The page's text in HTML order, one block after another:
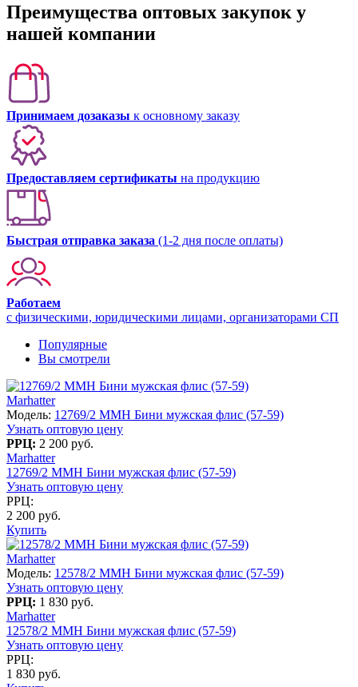
Преимущества оптовых закупок у
нашей компании
Принимаем дозаказы к основному заказу
Предоставляем сертификаты на продукцию
Быстрая отправка заказа (1-2 дня после оплаты)
Работаем
с физическими, юридическими лицами, организаторами СП
Популярные
Вы смотрели
Marhatter
Модель: 12769/2 MMH Бини мужская флис (57-59)
Узнать оптовую цену
РРЦ: 2 200 руб.
Marhatter
12769/2 MMH Бини мужская флис (57-59)
Узнать оптовую цену
РРЦ:
2 200 руб.
Купить
Marhatter
Модель: 12578/2 MMH Бини мужская флис (57-59)
Узнать оптовую цену
РРЦ: 1 830 руб.
Marhatter
12578/2 MMH Бини мужская флис (57-59)
Узнать оптовую цену
РРЦ:
1 830 руб.